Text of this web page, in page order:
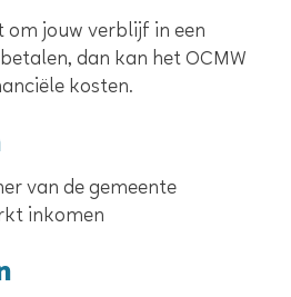
jouw verblijf in een
dan kan het OCMW
kosten.
van de gemeente
inkomen